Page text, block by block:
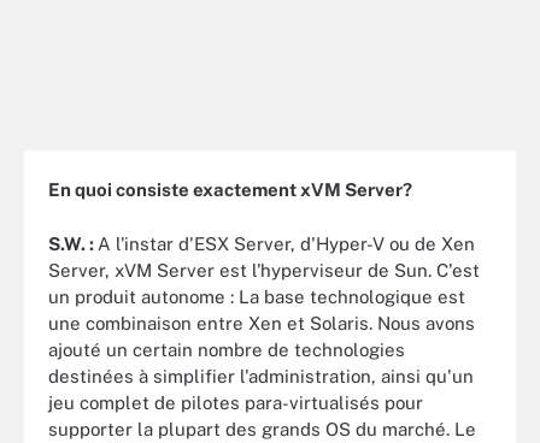
En quoi consiste exactement xVM Server?
S.W. : A l'instar d'ESX Server, d'Hyper-V ou de Xen
Server, xVM Server est l'hyperviseur de Sun. C'est
un produit autonome : La base technologique est
une combinaison entre Xen et Solaris. Nous avons
ajouté un certain nombre de technologies
destinées à simplifier l'administration, ainsi qu'un
jeu complet de pilotes para-virtualisés pour
supporter la plupart des grands OS du marché. Le